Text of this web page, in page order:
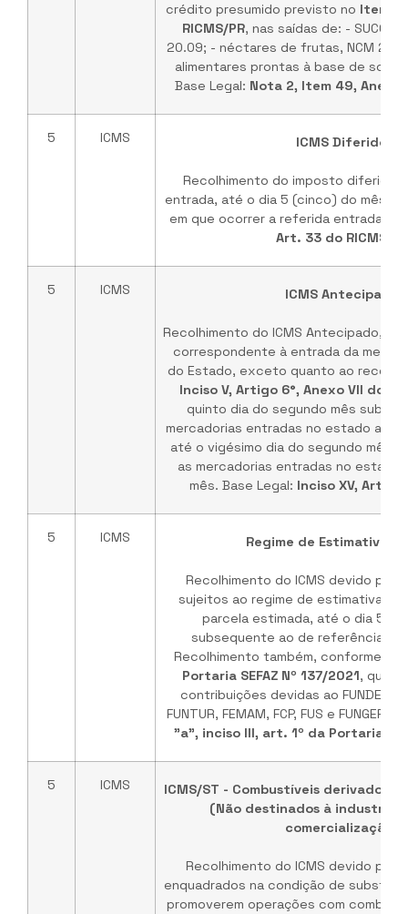
crédito presumido previsto no Item
RICMS/PR, nas saídas de: - SUCOS
20.09; - néctares de frutas, NCM
alimentares prontas à base de soja,
Base Legal: Nota 2, Item 49, Anexo
5 ICMS ICMS Diferido
Recolhimento do imposto diferido,
entrada, até o dia 5 (cinco) do mês
em que ocorrer a referida entrada.
Art. 33 do RICMS/PE
5 ICMS ICMS Antecipado
Recolhimento do ICMS Antecipado,
correspondente à entrada da
do Estado, exceto quanto ao
Inciso V, Artigo 6°, Anexo VII do
quinto dia do segundo mês
mercadorias entradas no estado até o
até o vigésimo dia do segundo mês
as mercadorias entradas no estado
mês. Base Legal: Inciso XV, Art. 57
5 ICMS Regime de Estimativa
Recolhimento do ICMS devido
sujeitos ao regime de estimativa, no
parcela estimada, até o dia 5
subsequente ao de referência.
Recolhimento também, conforme
Portaria SEFAZ Nº 137/2021,
contribuições devidas ao FUNDES,
FUNTUR, FEMAM, FCP, FUS e
"a", inciso III, art. 1º da Portaria
5 ICMS
ICMS/ST - Combustíveis derivados
(Não destinados à
comercialização)
Recolhimento do ICMS devido
enquadrados na condição de
promoverem operações com